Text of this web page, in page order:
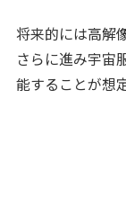
将来的には高解
さらに進み宇宙
能することが想